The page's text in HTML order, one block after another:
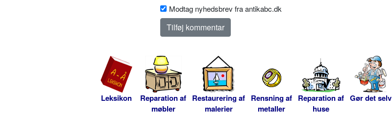
Modtag nyhedsbrev fra antikabc.dk
Leksikon
Reparation af
møbler
Restaurering af
malerier
Rensning af
metaller
Reparation af
huse
Gør det selv